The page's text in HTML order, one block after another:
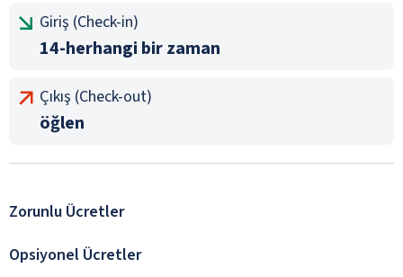
Giriş (Check-in)
14-herhangi bir zaman
Çıkış (Check-out)
öğlen
Zorunlu Ücretler
Opsiyonel Ücretler